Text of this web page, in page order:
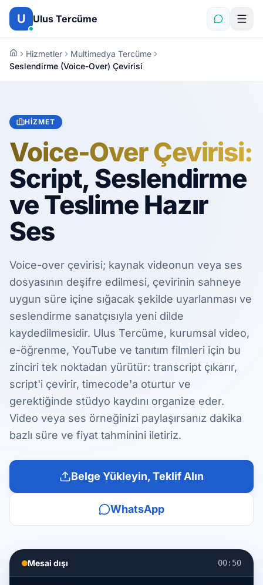
İçeriğe atla
U Ulus Tercüme
Hizmetler
Multimedya Tercüme
Seslendirme (Voice-Over) Çevirisi
HIZMET
Voice-Over Çevirisi:
Script, Seslendirme
ve Teslime Hazır
Ses
Voice-over çevirisi; kaynak videonun veya ses
dosyasının deşifre edilmesi, çevirinin sahneye
uygun süre içine sığacak şekilde uyarlanması ve
seslendirme sanatçısıyla yeni dilde
kaydedilmesidir. Ulus Tercüme, kurumsal video,
e-öğrenme, YouTube ve tanıtım filmleri için bu
zinciri tek noktadan yürütür: transcript çıkarır,
script'i çevirir, timecode'a oturtur ve
gerektiğinde stüdyo kaydını organize eder.
Video veya ses örneğinizi paylaşırsanız dakika
bazlı süre ve fiyat tahminini iletiriz.
Belge Yükleyin, Teklif Alın
WhatsApp
Mesai dışı 00:50